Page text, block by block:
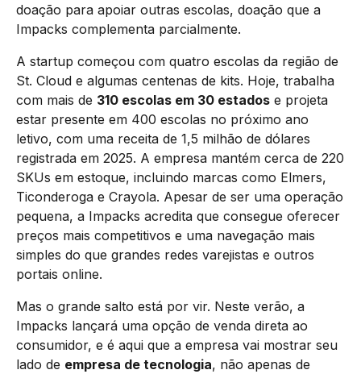
doação para apoiar outras escolas, doação que a
Impacks complementa parcialmente.
A startup começou com quatro escolas da região de
St. Cloud e algumas centenas de kits. Hoje, trabalha
com mais de 310 escolas em 30 estados e projeta
estar presente em 400 escolas no próximo ano
letivo, com uma receita de 1,5 milhão de dólares
registrada em 2025. A empresa mantém cerca de 220
SKUs em estoque, incluindo marcas como Elmers,
Ticonderoga e Crayola. Apesar de ser uma operação
pequena, a Impacks acredita que consegue oferecer
preços mais competitivos e uma navegação mais
simples do que grandes redes varejistas e outros
portais online.
Mas o grande salto está por vir. Neste verão, a
Impacks lançará uma opção de venda direta ao
consumidor, e é aqui que a empresa vai mostrar seu
lado de empresa de tecnologia, não apenas de